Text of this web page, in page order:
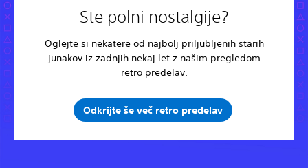
Ste polni nostalgije?
Oglejte si nekatere od najbolj priljubljenih starih
junakov iz zadnjih nekaj let z našim pregledom
retro predelav.
Odkrijte še več retro predelav